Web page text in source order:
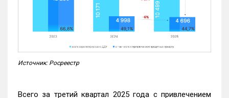
Источник: Росреестр
Всего за третий квартал 2025 года с привлечением